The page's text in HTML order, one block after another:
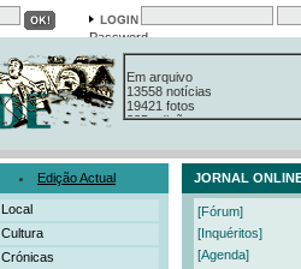
Password
13558 notícias
19421 fotos
385 edições
3206 mensagens
Edição Actual JORNAL
Local
Cultura
Crónicas
[Fórum]
[Inquéritos]
[Agenda]